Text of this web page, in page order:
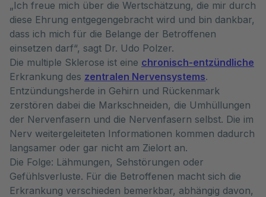
„Ich freue mich über die Wertschätzung, die mir durch
diese Ehrung entgegengebracht wird und bin dankbar,
dass ich mich für die Belange der Betroffenen
einsetzen darf“, sagt Dr. Udo Polzer.
Die multiple Sklerose ist eine chronisch-entzündliche
Erkrankung des zentralen Nervensystems.
Entzündungsherde in Gehirn und Rückenmark
zerstören dabei die Markschneiden, die Umhüllungen
der Nervenfasern und die Nervenfasern selbst. Die im
Nerv weitergeleiteten Informationen kommen dadurch
langsamer oder gar nicht am Zielort an.
Die Folge: Lähmungen, Sehstörungen oder
Gefühlsverluste. Für die Betroffenen macht sich die
Erkrankung verschieden bemerkbar, abhängig davon,